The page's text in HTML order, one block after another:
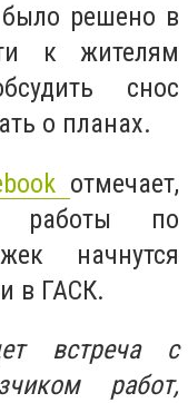
решено в
к жителям
снос
о планах.
отмечает,
работы по
начнутся
в ГАСК.
встреча с
работ,